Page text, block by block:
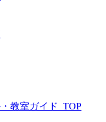
教室ガイド_TOP